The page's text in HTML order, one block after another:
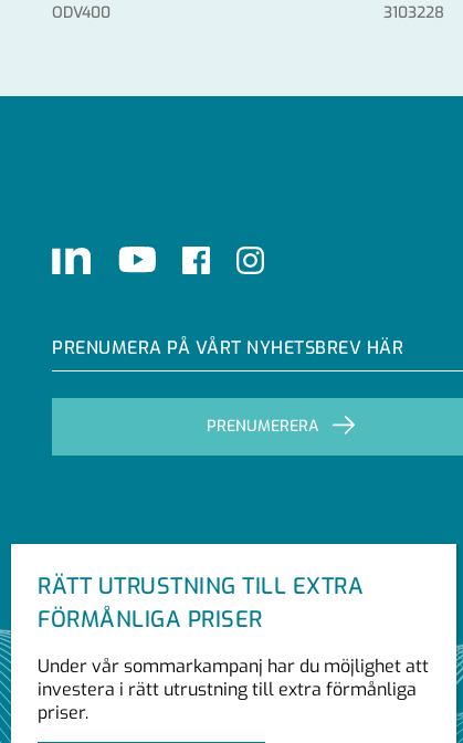
ODV400 3103228
LinkedIn Youtube FacebookInstagram
PRENUMERA PÅ VÅRT NYHETSBREV HÄR
PRENUMERERA
RÄTT UTRUSTNING TILL EXTRA
FÖRMÅNLIGA PRISER
Under vår sommarkampanj har du möjlighet att
investera i rätt utrustning till extra förmånliga
priser.